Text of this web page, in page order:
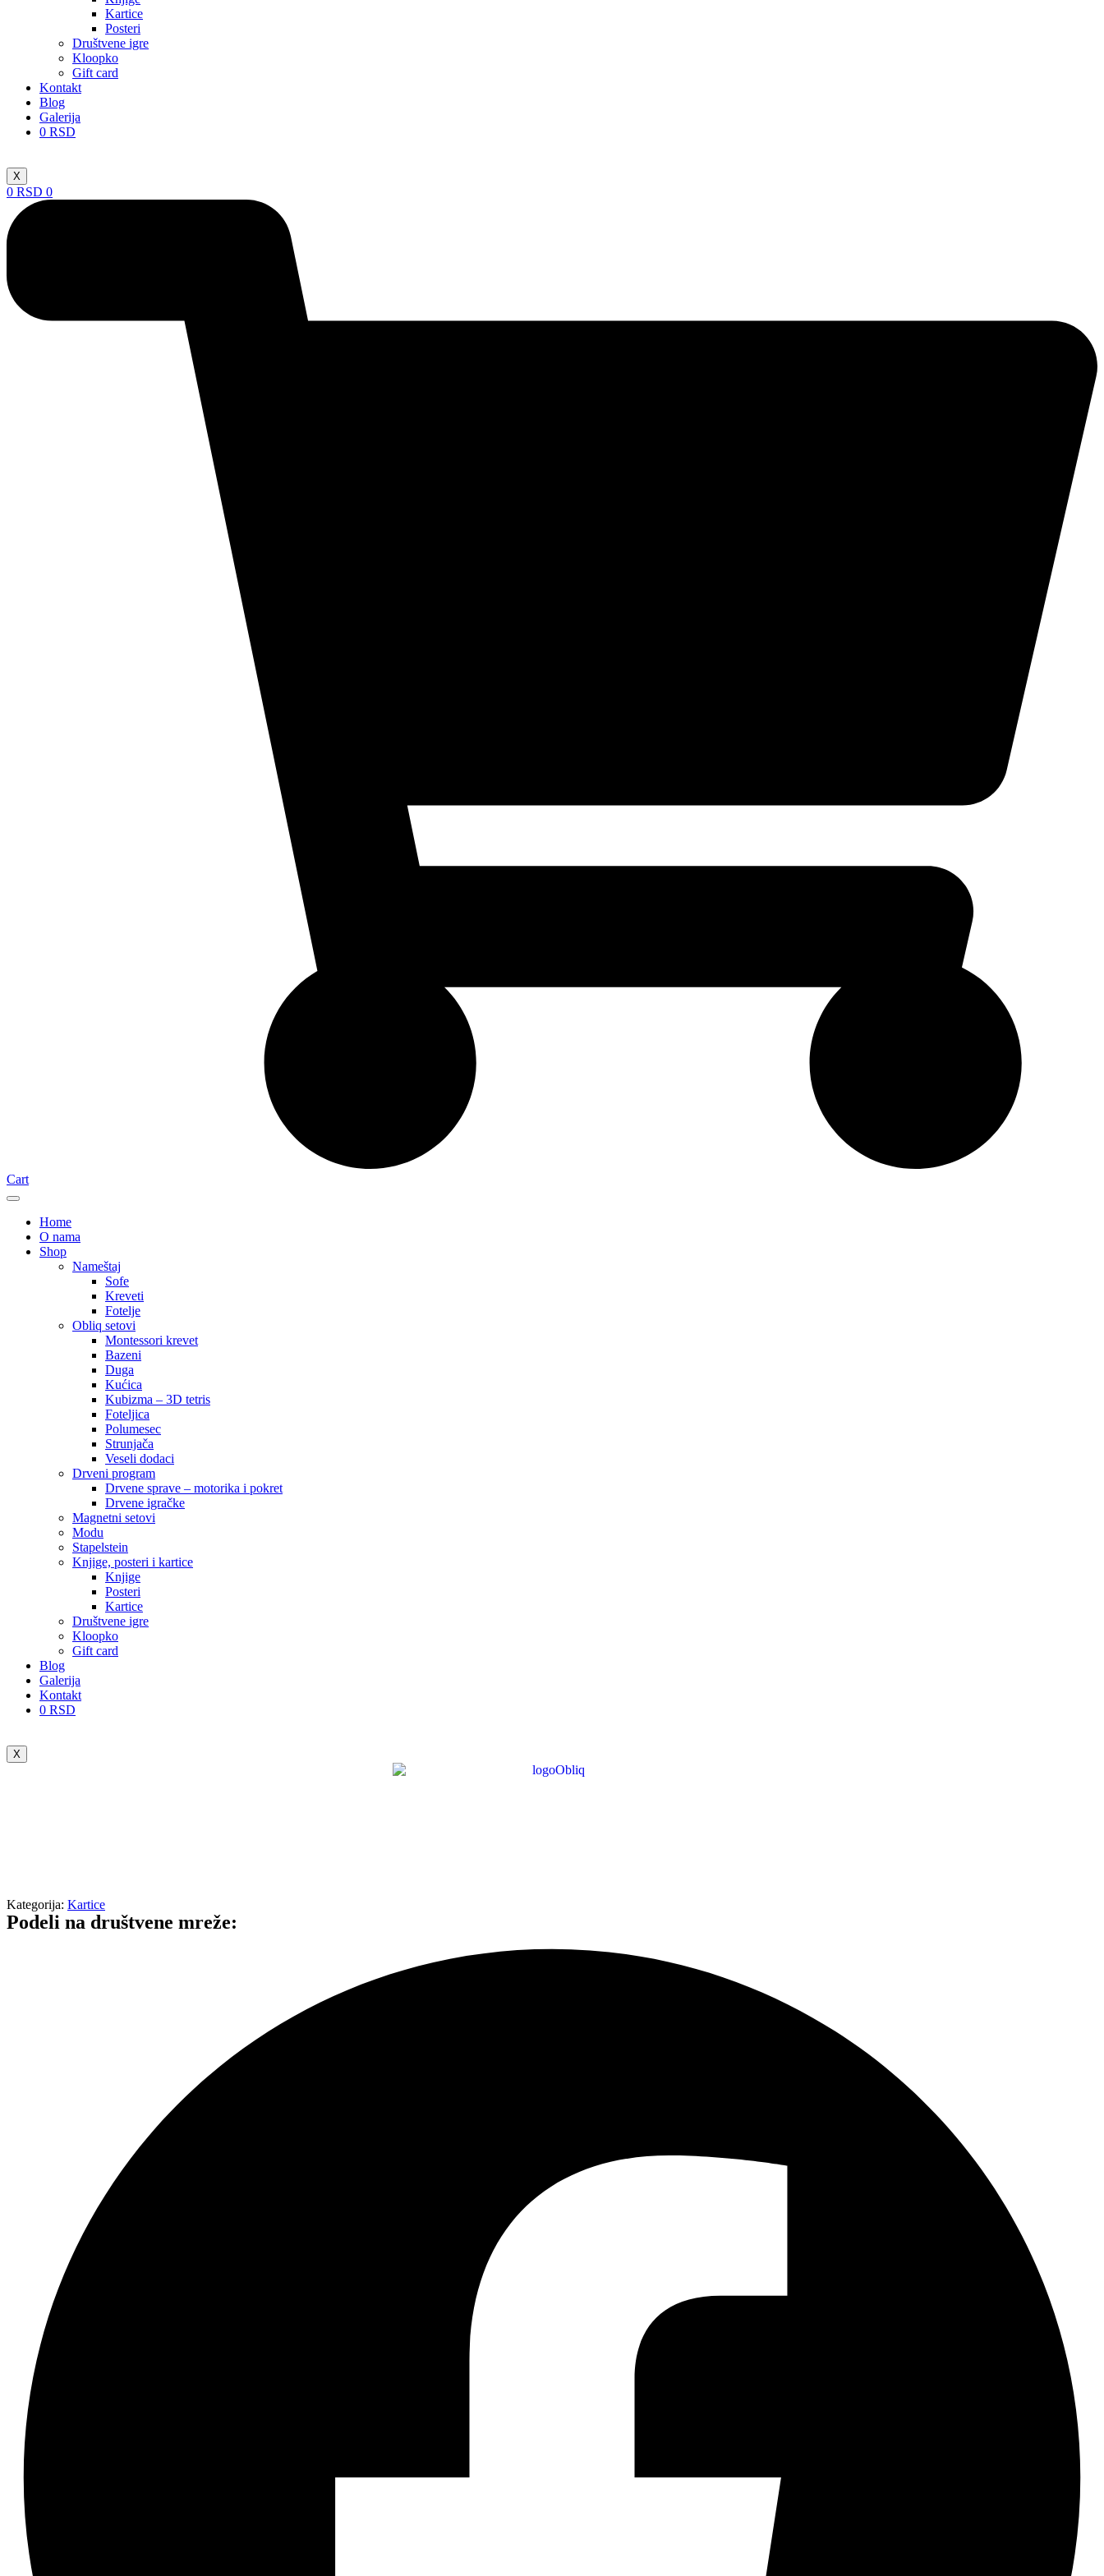
Kartice
Posteri
Društvene igre
Kloopko
Gift card
Kontakt
Blog
Galerija
0 RSD
X
0 RSD 0
Cart
Home
O nama
Shop
Nameštaj
Sofe
Kreveti
Fotelje
Obliq setovi
Montessori krevet
Bazeni
Duga
Kućica
Kubizma – 3D tetris
Foteljica
Polumesec
Strunjača
Veseli dodaci
Drveni program
Drvene sprave – motorika i pokret
Drvene igračke
Magnetni setovi
Modu
Stapelstein
Knjige, posteri i kartice
Knjige
Posteri
Kartice
Društvene igre
Kloopko
Gift card
Blog
Galerija
Kontakt
0 RSD
X
Kategorija: Kartice
Podeli na društvene mreže: